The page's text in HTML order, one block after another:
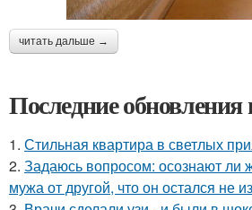
читать дальше →
Последние обновления
1. Стильная квартира в светлых
2. Задаюсь вопросом: осознают ли
мужа от другой, что он остался не